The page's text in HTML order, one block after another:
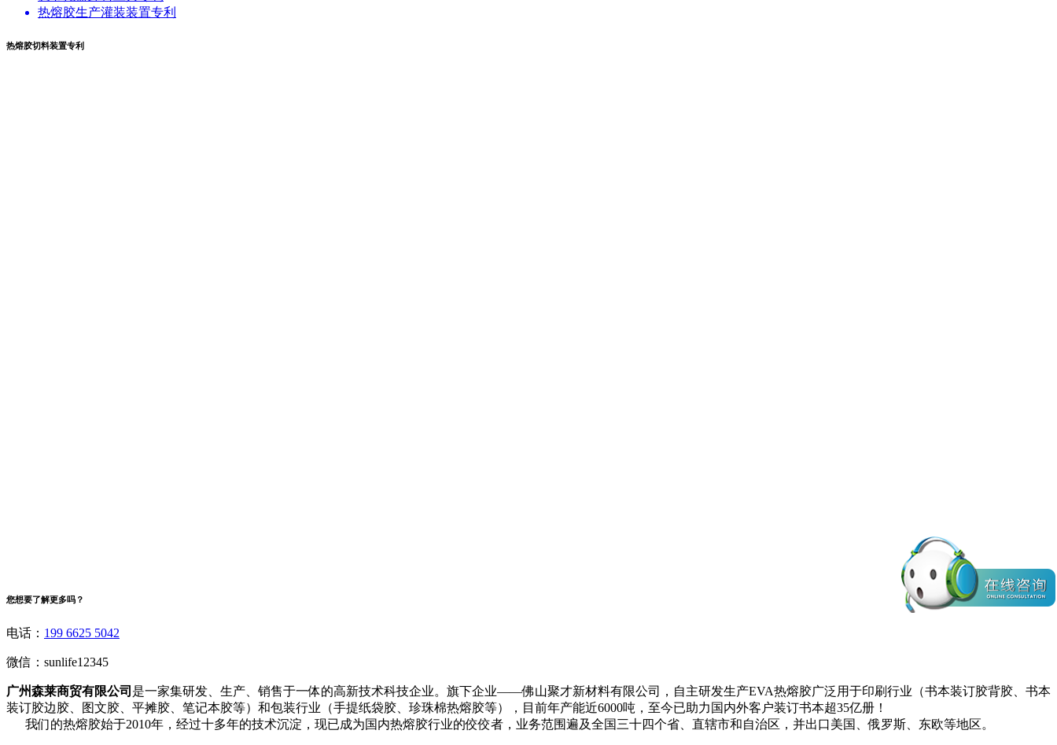
热熔胶生产灌装装置专利
热熔胶切料装置专利
您想要了解更多吗？
电话： 199 6625 5042
微信： sunlife12345
广州森莱商贸有限公司 是一家集研发、生产、销售于一体的高新技术科技企业。旗下企业——佛山聚才新材料有限公司，自主研发生产EVA热熔胶广泛用于印刷行业（书本装订胶背胶、书本
装订胶边胶、图文胶、平摊胶、笔记本胶等）和包装行业（手提纸袋胶、珍珠棉热熔胶等），目前年产能近6000吨，至今已助力国内外客户装订书本超35亿册！
我们的热熔胶始于2010年，经过十多年的技术沉淀，现已成为国内热熔胶行业的佼佼者，业务范围遍及全国三十四个省、直辖市和自治区，并出口美国、俄罗斯、东欧等地区。